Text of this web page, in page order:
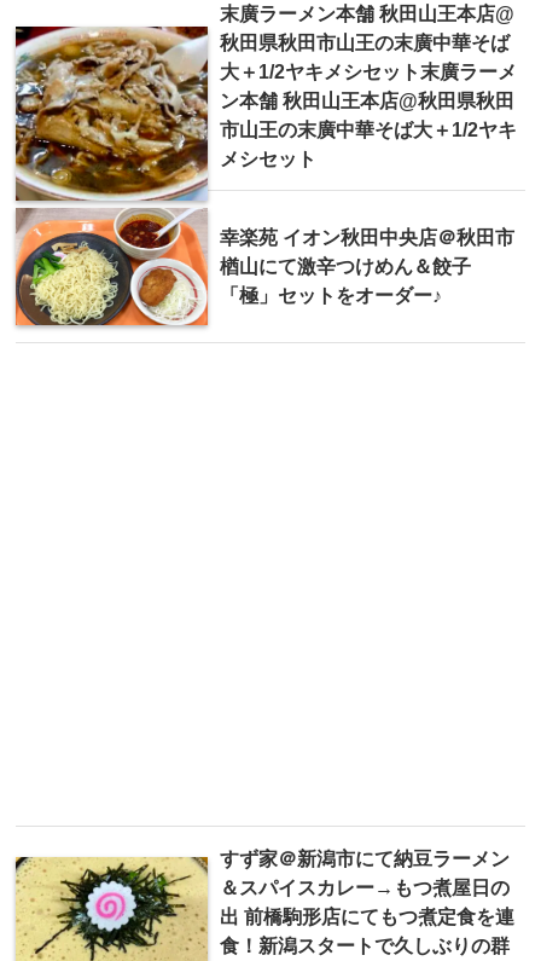
末廣ラーメン本舗 秋田山王本店@
秋田県秋田市山王の末廣中華そば
大＋1/2ヤキメシセット末廣ラーメ
ン本舗 秋田山王本店@秋田県秋田
市山王の末廣中華そば大＋1/2ヤキ
メシセット
幸楽苑 イオン秋田中央店＠秋田市
楢山にて激辛つけめん＆餃子
「極」セットをオーダー♪
すず家＠新潟市にて納豆ラーメン
＆スパイスカレー→もつ煮屋日の
出 前橋駒形店にてもつ煮定食を連
食！新潟スタートで久しぶりの群